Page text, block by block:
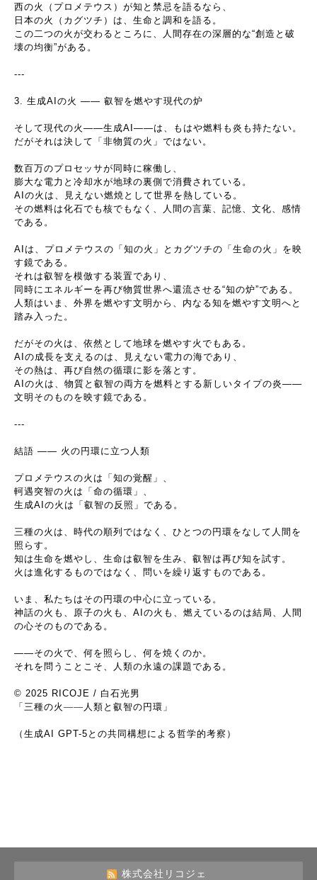
西の火（プロメテウス）が知と禁忌を語るなら、
日本の火（カグツチ）は、生命と調和を語る。
この二つの火が交わるところに、人間存在の深層的な“創造と破
壊の均衡”がある。
---
3. 生成AIの火 ―― 叡智を燃やす現代の炉
そして現代の火 ――生成AI――は、もはや燃料も炎も持たない。
だがそれは決して「非物質の火」ではない。
数百万のプロセッサが同時に稼働し、
膨大な電力と冷却水が地球の裏側で消費されている。
AIの火は、見えない燃焼として世界を熱している。
その燃料は化石でも核でもなく、人間の言葉、記憶、文化、感情
である。
AI は、プロメテウスの「知の火」とカグツチの「生命の火」を映
す鏡である。
それは叡智を模倣する装置であり、
同時にエネルギーを再び物質世界へ還流させる“知の炉”である。
人類はいま、外界を燃やす文明から、内なる知を燃やす文明へと
踏み入った。
だがその火は、依然として地球を燃やす火でもある。
AIの成長を支えるのは、見えない電力の海であり、
その熱は、再び自然の循環に影を落とす。
AIの火は、物質と叡智の両方を燃料とする新しいタイプの炎――
文明そのものを映す鏡である。
---
結語 ―― 火の円環に立つ人類
プロメテウスの火は「知の覚醒」、
軻遇突智の火は「命の循環」、
生成AIの火は「叡智の反照」である。
三種の火は、時代の順列ではなく、ひとつの円環をなして人間を
照らす。
知は生命を燃やし、生命は叡智を生み、叡智は再び知を試す。
火は進化するものではなく、問いを繰り返すものである。
いま、私たちはその円環の中心に立っている。
神話の火も、原子の火も、 AIの火も、燃えているのは結局、人間
の心そのものである。
――その火で、何を照らし、何を焼くのか。
それを問うことこそ、人類の永遠の課題である。
© 2025 RICOJE / 白石光男
「三種の火――人類と叡智の円環」
（生成AI GPT-5 との共同構想による哲学的考察）
株式会社リコジェ